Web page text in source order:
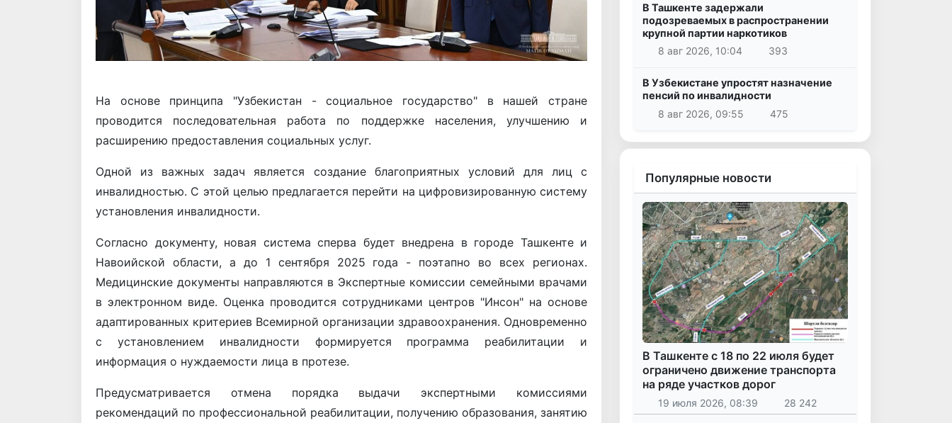
На основе принципа "Узбекистан - социальное государство" в нашей стране
проводится последовательная работа по поддержке населения, улучшению и
расширению предоставления социальных услуг.
Одной из важных задач является создание благоприятных условий для лиц с
инвалидностью. С этой целью предлагается перейти на цифровизированную систему
установления инвалидности.
Согласно документу, новая система сперва будет внедрена в городе Ташкенте и
Навоийской области, а до 1 сентября 2025 года - поэтапно во всех регионах.
Медицинские документы направляются в Экспертные комиссии семейными врачами
в электронном виде. Оценка проводится сотрудниками центров "Инсон" на основе
адаптированных критериев Всемирной организации здравоохранения. Одновременно
с установлением инвалидности формируется программа реабилитации и
информация о нуждаемости лица в протезе.
Предусматривается отмена порядка выдачи экспертными комиссиями
рекомендаций по профессиональной реабилитации, получению образования, занятию
В Ташкенте задержали
подозреваемых в распространении
крупной партии наркотиков
8 авг 2026, 10:04
393
В Узбекистане упростят назначение
пенсий по инвалидности
8 авг 2026, 09:55
475
Популярные новости
В Ташкенте с 18 по 22 июля будет
ограничено движение транспорта
на ряде участков дорог
19 июля 2026, 08:39 28 242